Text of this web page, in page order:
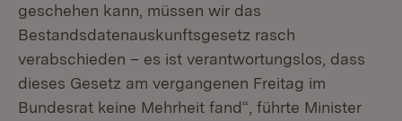
geschehen kann, müssen wir das
Bestandsdatenauskunftsgesetz rasch
verabschieden – es ist verantwortungslos, dass
dieses Gesetz am vergangenen Freitag im
Bundesrat keine Mehrheit fand“, führte Minister